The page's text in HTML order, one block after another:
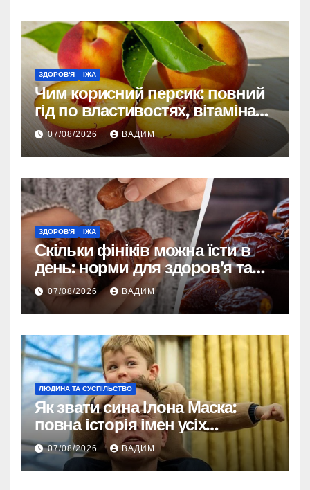
ЗДОРОВ'Я ЇЖА
Чим корисний персик: повний
гід по властивостях, вітамінах і
впливі на організм
07/08/2026 ВАДИМ
ЗДОРОВ'Я ЇЖА
Скільки фініків можна їсти в
день: норми для здоров’я та
енергії
07/08/2026 ВАДИМ
ЛЮДИНА ТА СУСПІЛЬСТВО
Як звати сина Ілона Маска:
повна історія імен усіх
хлопчиків мільярдера
07/08/2026 ВАДИМ